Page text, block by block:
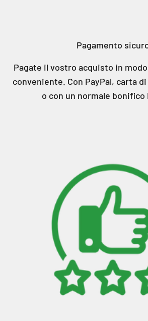
Pagamento
Pagate il vostro acquisto in
conveniente. Con PayPal, carta
o con un normale bonifico